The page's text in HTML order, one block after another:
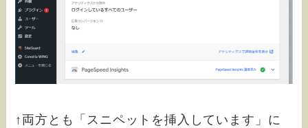
↑両方とも「スニペットを挿入しています」に